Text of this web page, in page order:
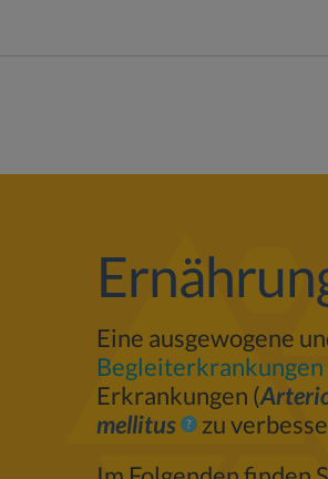
Eine ausgewogene
Begleiterkrankungen
Erkrankungen (
mellitus
zu